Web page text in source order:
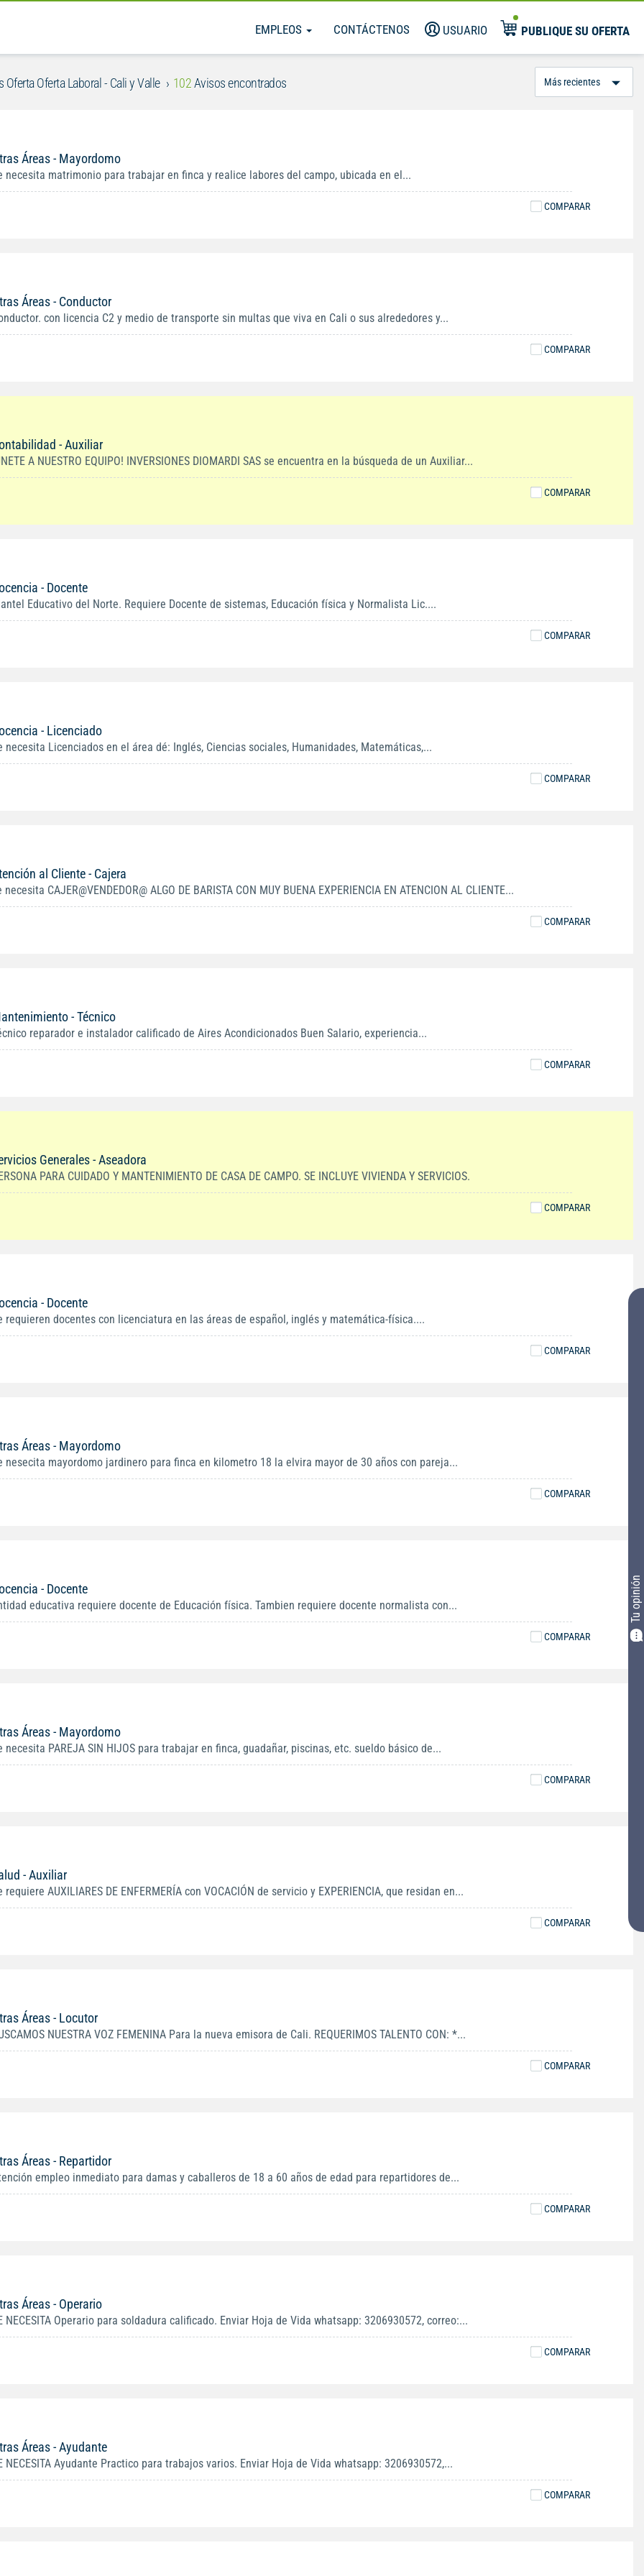
EMPLEOS CONTÁCTENOS USUARIO PUBLIQUE SU OFERTA
Tu opinión
Oferta Laboral - Cali y Valle 102Avisos encontrados
Áreas - Mayordomo
necesita matrimonio para trabajar en finca y realice labores del campo, ubicada en el...
COMPARAR
Áreas - Conductor
con licencia C2 y medio de transporte sin multas que viva en Cali o sus alrededores y...
COMPARAR
- Auxiliar
A NUESTRO EQUIPO! INVERSIONES DIOMARDI SAS se encuentra en la búsqueda de un Auxiliar...
COMPARAR
- Docente
Educativo del Norte. Requiere Docente de sistemas, Educación física y Normalista Lic....
COMPARAR
- Licenciado
necesita Licenciados en el área dé: Inglés, Ciencias sociales, Humanidades, Matemáticas,...
COMPARAR
al Cliente - Cajera
necesita CAJER@VENDEDOR@ ALGO DE BARISTA CON MUY BUENA EXPERIENCIA EN ATENCION AL CLIENTE...
COMPARAR
- Técnico
reparador e instalador calificado de Aires Acondicionados Buen Salario, experiencia...
COMPARAR
Generales - Aseadora
PARA CUIDADO Y MANTENIMIENTO DE CASA DE CAMPO. SE INCLUYE VIVIENDA Y SERVICIOS.
COMPARAR
- Docente
requieren docentes con licenciatura en las áreas de español, inglés y matemática-física....
COMPARAR
Áreas - Mayordomo
nesecita mayordomo jardinero para finca en kilometro 18 la elvira mayor de 30 años con pareja...
COMPARAR
- Docente
educativa requiere docente de Educación física. Tambien requiere docente normalista con...
COMPARAR
Áreas - Mayordomo
necesita PAREJA SIN HIJOS para trabajar en finca, guadañar, piscinas, etc. sueldo básico de...
COMPARAR
- Auxiliar
requiere AUXILIARES DE ENFERMERÍA con VOCACIÓN de servicio y EXPERIENCIA, que residan en...
COMPARAR
Áreas - Locutor
NUESTRA VOZ FEMENINA Para la nueva emisora de Cali. REQUERIMOS TALENTO CON: *...
COMPARAR
Áreas - Repartidor
empleo inmediato para damas y caballeros de 18 a 60 años de edad para repartidores de...
COMPARAR
Áreas - Operario
NECESITA Operario para soldadura calificado. Enviar Hoja de Vida whatsapp: 3206930572, correo:...
COMPARAR
Áreas - Ayudante
NECESITA Ayudante Practico para trabajos varios. Enviar Hoja de Vida whatsapp: 3206930572,...
COMPARAR